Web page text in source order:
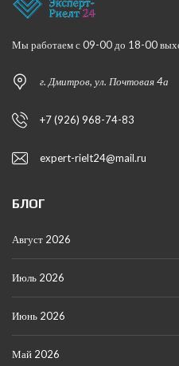
Мы работаем с 09-00 до 18-00
г. Дмитров, ул. Почтовая 4а
+7 (926) 968-74-83
expert-rielt24@mail.ru
БЛОГ
Август 2026
Июль 2026
Июнь 2026
Май 2026